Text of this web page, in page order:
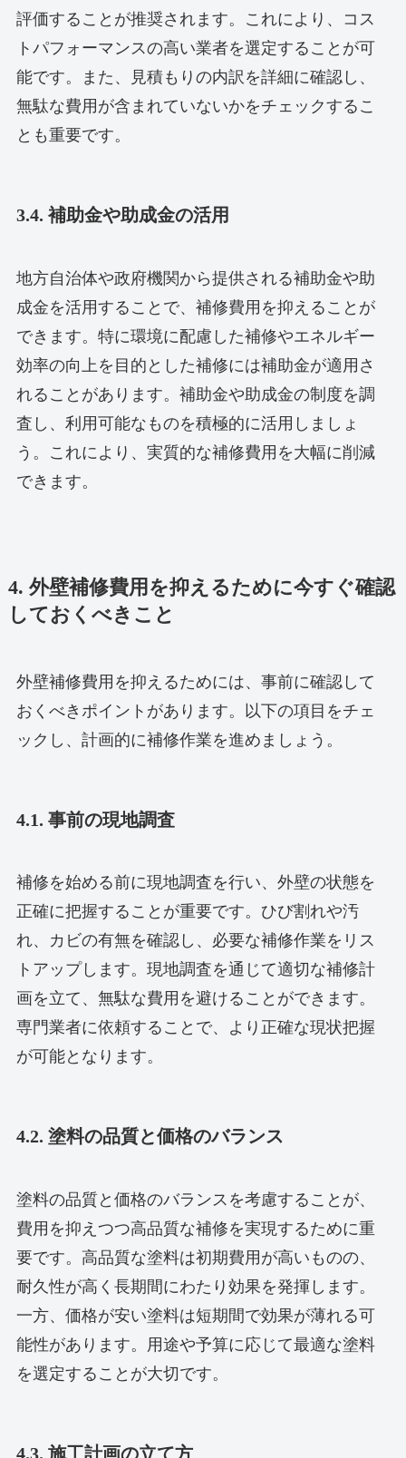
評価することが推奨されます。これにより、コス
トパフォーマンスの高い業者を選定することが可
能です。また、見積もりの内訳を詳細に確認し、
無駄な費用が含まれていないかをチェックするこ
とも重要です。
3.4. 補助金や助成金の活用
地方自治体や政府機関から提供される補助金や助
成金を活用することで、補修費用を抑えることが
できます。特に環境に配慮した補修やエネルギー
効率の向上を目的とした補修には補助金が適用さ
れることがあります。補助金や助成金の制度を調
査し、利用可能なものを積極的に活用しましょ
う。これにより、実質的な補修費用を大幅に削減
できます。
4. 外壁補修費用を抑えるために今すぐ確認
しておくべきこと
外壁補修費用を抑えるためには、事前に確認して
おくべきポイントがあります。以下の項目をチェ
ックし、計画的に補修作業を進めましょう。
4.1. 事前の現地調査
補修を始める前に現地調査を行い、外壁の状態を
正確に把握することが重要です。ひび割れや汚
れ、カビの有無を確認し、必要な補修作業をリス
トアップします。現地調査を通じて適切な補修計
画を立て、無駄な費用を避けることができます。
専門業者に依頼することで、より正確な現状把握
が可能となります。
4.2. 塗料の品質と価格のバランス
塗料の品質と価格のバランスを考慮することが、
費用を抑えつつ高品質な補修を実現するために重
要です。高品質な塗料は初期費用が高いものの、
耐久性が高く長期間にわたり効果を発揮します。
一方、価格が安い塗料は短期間で効果が薄れる可
能性があります。用途や予算に応じて最適な塗料
を選定することが大切です。
4.3. 施工計画の立て方